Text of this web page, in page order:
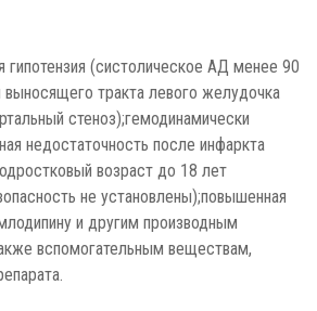
гипотензия (систолическое АД менее 90
выносящего тракта левого желудочка
стеноз);гемодинамически
недостаточность после инфаркта
возраст до 18 лет
не установлены);повышенная
и другим производным
вспомогательным веществам,